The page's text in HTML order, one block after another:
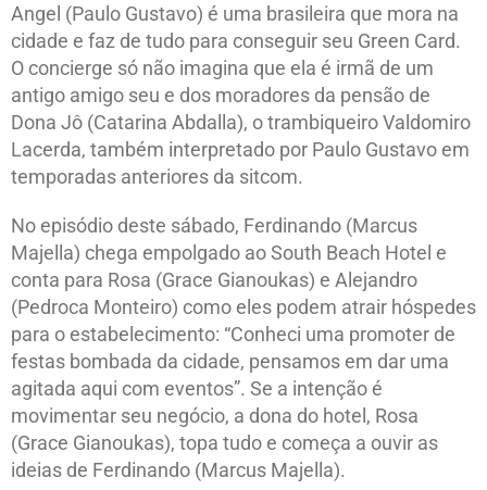
Angel (Paulo Gustavo) é uma brasileira que mora na
cidade e faz de tudo para conseguir seu Green Card.
O concierge só não imagina que ela é irmã de um
antigo amigo seu e dos moradores da pensão de
Dona Jô (Catarina Abdalla), o trambiqueiro Valdomiro
Lacerda, também interpretado por Paulo Gustavo em
temporadas anteriores da sitcom.
No episódio deste sábado, Ferdinando (Marcus
Majella) chega empolgado ao South Beach Hotel e
conta para Rosa (Grace Gianoukas) e Alejandro
(Pedroca Monteiro) como eles podem atrair hóspedes
para o estabelecimento: “Conheci uma promoter de
festas bombada da cidade, pensamos em dar uma
agitada aqui com eventos”. Se a intenção é
movimentar seu negócio, a dona do hotel, Rosa
(Grace Gianoukas), topa tudo e começa a ouvir as
ideias de Ferdinando (Marcus Majella).